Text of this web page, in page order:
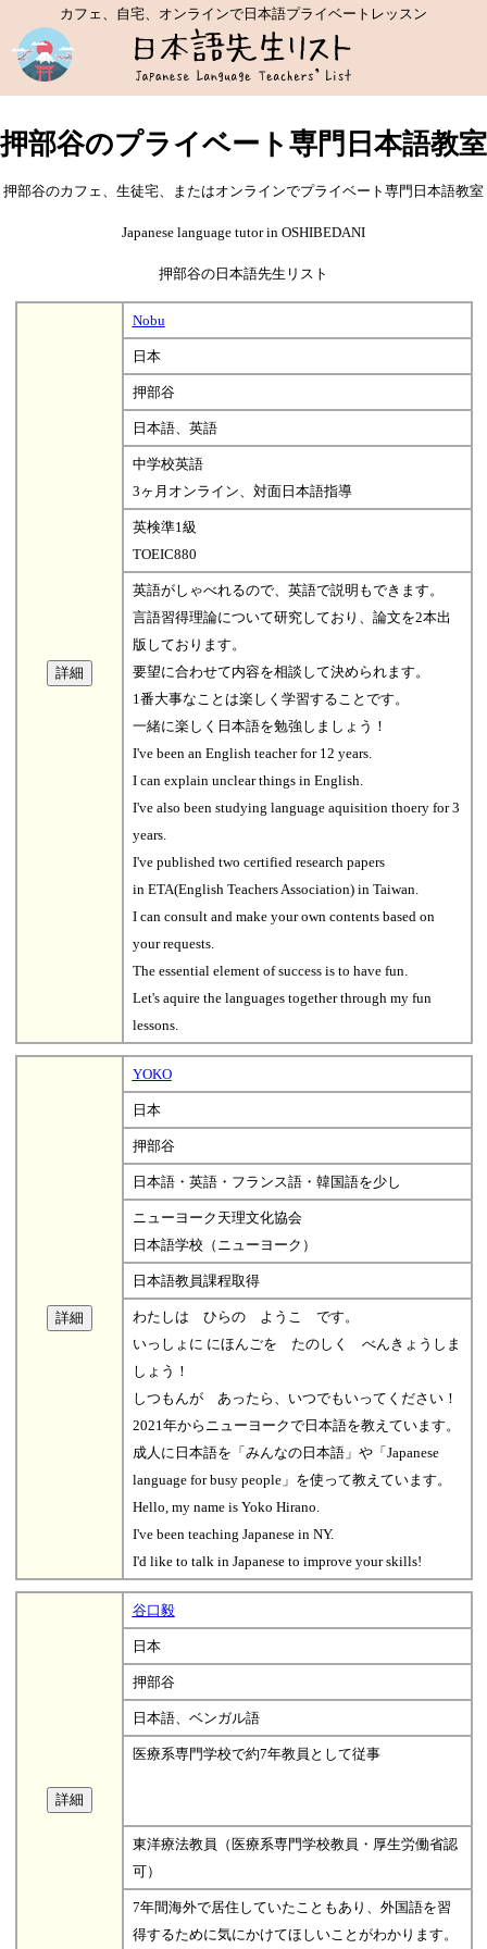
カフェ、自宅、オンラインで日本語プライベートレッスン
押部谷のプライベート専門日本語教室
押部谷のカフェ、生徒宅、またはオンラインでプライベート専門日本語教室
Japanese language tutor in OSHIBEDANI
押部谷の日本語先生リスト
Nobu
日本
押部谷
日本語、英語
中学校英語
3ヶ月オンライン、対面日本語指導
英検準1級
TOEIC880
英語がしゃべれるので、英語で説明もできます。
言語習得理論について研究しており、論文を2本出
版しております。
要望に合わせて内容を相談して決められます。
1番大事なことは楽しく学習することです。
一緒に楽しく日本語を勉強しましょう！
I've been an English teacher for 12 years.
I can explain unclear things in English.
I've also been studying language aquisition thoery for 3
years.
I've published two certified research papers
in ETA(English Teachers Association) in Taiwan.
I can consult and make your own contents based on
your requests.
The essential element of success is to have fun.
Let's aquire the languages together through my fun
lessons.
YOKO
日本
押部谷
日本語・英語・フランス語・韓国語を少し
ニューヨーク天理文化協会
日本語学校（ニューヨーク）
日本語教員課程取得
わたしは ひらの ようこ です。
いっしょに にほんごを たのしく べんきょうしま
しょう！
しつもんが あったら、いつでもいってください！
2021年からニューヨークで日本語を教えています。
成人に日本語を「みんなの日本語」や「Japanese
language for busy people」を使って教えています。
Hello, my name is Yoko Hirano.
I've been teaching Japanese in NY.
I'd like to talk in Japanese to improve your skills!
谷口毅
日本
押部谷
日本語、ベンガル語
医療系専門学校で約7年教員として従事
東洋療法教員（医療系専門学校教員・厚生労働省認
可）
7年間海外で居住していたこともあり、外国語を習
得するために気にかけてほしいことがわかります。